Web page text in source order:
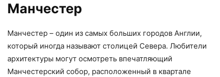
Манчестер
Манчестер – один из самых больших городов Англии,
который иногда называют столицей Севера. Любители
архитектуры могут осмотреть впечатляющий
Манчестерский собор, расположенный в квартале